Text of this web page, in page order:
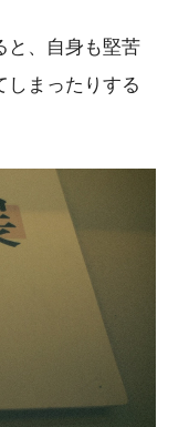
と、自身も堅苦
しまったりする